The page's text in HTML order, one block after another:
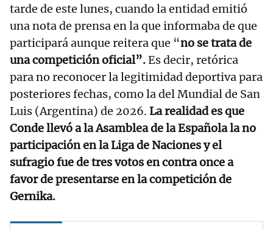
tarde de este lunes, cuando la entidad emitió
una nota de prensa en la que informaba de que
participará aunque reitera que “no se trata de
una competición oficial”.Es decir, retórica
para no reconocer la legitimidad deportiva para
posteriores fechas, como la del Mundial de San
Luis (Argentina) de 2026. La realidad es que
Conde llevó a la Asamblea de la Española la no
participación en la Liga de Naciones y el
sufragio fue de tres votos en contra once a
favor de presentarse en la competición de
Gernika.